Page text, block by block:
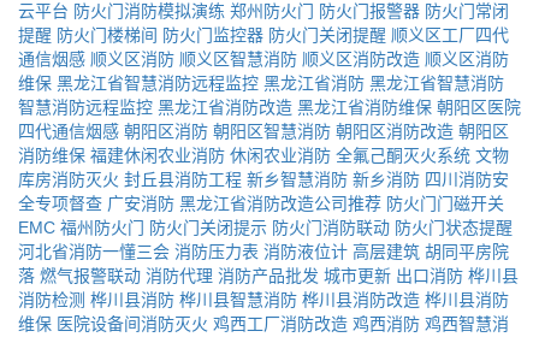
云平台 防火门消防模拟演练 郑州防火门 防火门报警器 防火门常闭
提醒 防火门楼梯间 防火门监控器 防火门关闭提醒 顺义区工厂四代
通信烟感 顺义区消防 顺义区智慧消防 顺义区消防改造 顺义区消防
维保 黑龙江省智慧消防远程监控 黑龙江省消防 黑龙江省智慧消防
智慧消防远程监控 黑龙江省消防改造 黑龙江省消防维保 朝阳区医院
四代通信烟感 朝阳区消防 朝阳区智慧消防 朝阳区消防改造 朝阳区
消防维保 福建休闲农业消防 休闲农业消防 全氟己酮灭火系统 文物
库房消防灭火 封丘县消防工程 新乡智慧消防 新乡消防 四川消防安
全专项督查 广安消防 黑龙江省消防改造公司推荐 防火门门磁开关
EMC 福州防火门 防火门关闭提示 防火门消防联动 防火门状态提醒
河北省消防一懂三会 消防压力表 消防液位计 高层建筑 胡同平房院
落 燃气报警联动 消防代理 消防产品批发 城市更新 出口消防 桦川县
消防检测 桦川县消防 桦川县智慧消防 桦川县消防改造 桦川县消防
维保 医院设备间消防灭火 鸡西工厂消防改造 鸡西消防 鸡西智慧消